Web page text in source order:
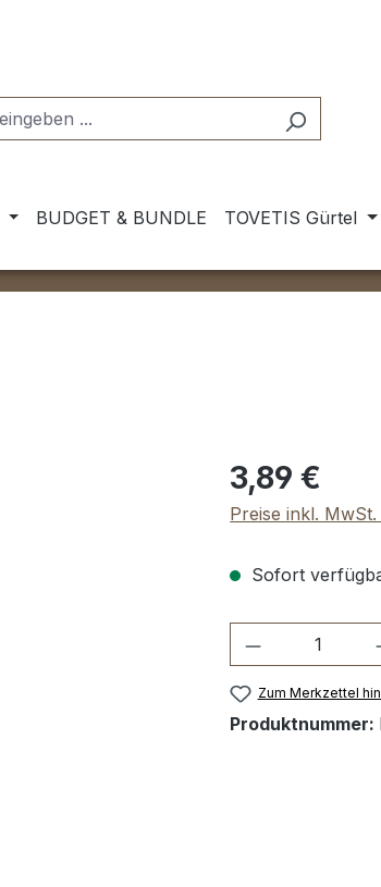
BUDGET & BUNDLE TOVETIS Gürtel
Regulärer Preis:
3,89 €
Preise inkl.
Sofort
Produkt
Zum Merkzettel
Produktnummer: